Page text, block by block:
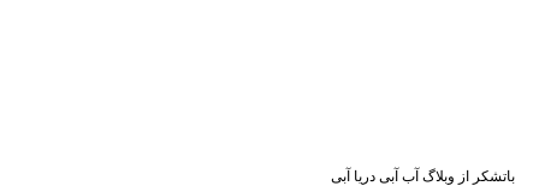
باتشکر از وبلاگ آب آبی دریا آبی